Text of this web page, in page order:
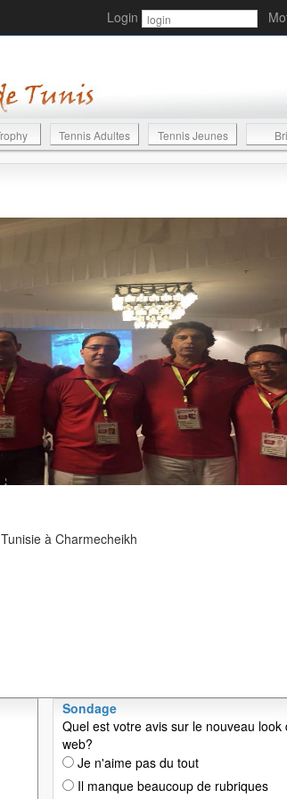
Login
Tennis Adultes Tennis Jeunes
à Charmecheikh
Sondage
Quel est votre avis sur le nouveau look
web?
Je n'aime pas du tout
Il manque beaucoup de rubriques